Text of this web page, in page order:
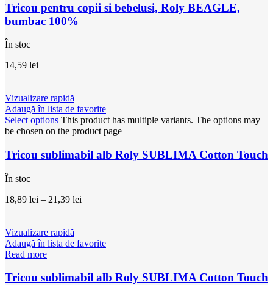
Tricou pentru copii si bebelusi, Roly BEAGLE,
bumbac 100%
În stoc
14,59 lei
Vizualizare rapidă
Adaugă în lista de favorite
Select options This product has multiple variants. The options may
be chosen on the product page
Tricou sublimabil alb Roly SUBLIMA Cotton Touch
În stoc
18,89 lei – 21,39 lei
Vizualizare rapidă
Adaugă în lista de favorite
Read more
Tricou sublimabil alb Roly SUBLIMA Cotton Touch